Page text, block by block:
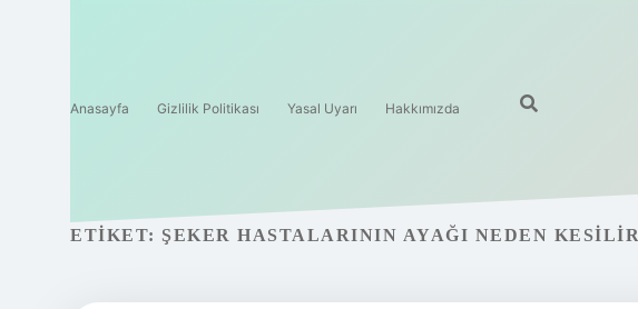
Anasayfa Gizlilik Politikası Yasal Uyarı Hakkımızda
ETIKET: ŞEKER HASTALARININ AYAĞI NEDEN KESILIR